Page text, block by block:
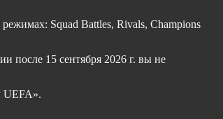
Squad Battles, Rivals, Champions
после 15 сентября 2026 г. вы не
UEFA».